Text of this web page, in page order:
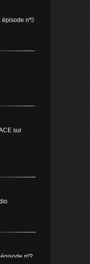
nº3
sur
nº2